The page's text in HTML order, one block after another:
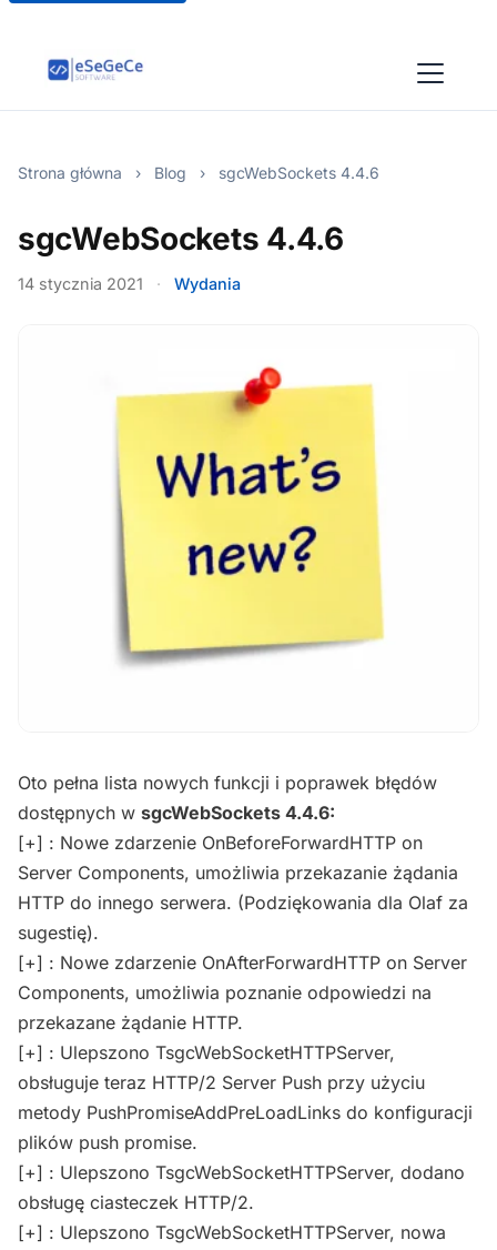
Strona główna › Blog › sgcWebSockets 4.4.6
sgcWebSockets 4.4.6
14 stycznia 2021 · Wydania
Oto pełna lista nowych funkcji i poprawek błędów
dostępnych w sgcWebSockets 4.4.6:
[+] : Nowe zdarzenie OnBeforeForwardHTTP on
Server Components, umożliwia przekazanie żądania
HTTP do innego serwera. (Podziękowania dla Olaf za
sugestię).
[+] : Nowe zdarzenie OnAfterForwardHTTP on Server
Components, umożliwia poznanie odpowiedzi na
przekazane żądanie HTTP.
[+] : Ulepszono TsgcWebSocketHTTPServer,
obsługuje teraz HTTP/2 Server Push przy użyciu
metody PushPromiseAddPreLoadLinks do konfiguracji
plików push promise.
[+] : Ulepszono TsgcWebSocketHTTPServer, dodano
obsługę ciasteczek HTTP/2.
[+] : Ulepszono TsgcWebSocketHTTPServer, nowa